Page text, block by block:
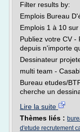
Filter results by:
Emplois Bureau
Emplois 1 à 10
Publiez votre CV -
depuis n'importe
Dessinateur
multi team -
Bureau etudes/
cherche un
Lire la suite
Thèmes liés :
d'etude recrutement